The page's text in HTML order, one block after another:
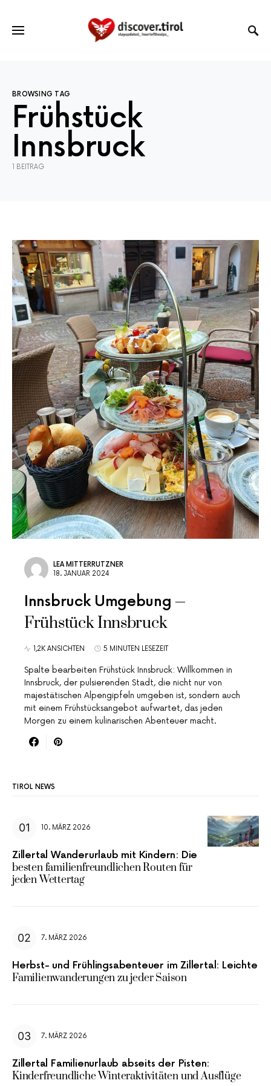
BROWSING TAG
Frühstück
Innsbruck
1 BEITRAG
LEA MITTERRUTZNER
18. JANUAR 2024
Innsbruck Umgebung
Frühstück Innsbruck
1,2K ANSICHTEN 5 MINUTEN LESEZEIT
Spalte bearbeiten Frühstück Innsbruck: Willkommen in
Innsbruck, der pulsierenden Stadt, die nicht nur von
majestätischen Alpengipfeln umgeben ist, sondern auch
mit einem Frühstücksangebot aufwartet, das jeden
Morgen zu einem kulinarischen Abenteuer macht.
TIROL NEWS
10. MÄRZ 2026
Zillertal Wanderurlaub mit Kindern: Die
besten familienfreundlichen Routen für
jeden Wettertag
7. MÄRZ 2026
Herbst- und Frühlingsabenteuer im Zillertal: Leichte
Familienwanderungen zu jeder Saison
7. MÄRZ 2026
Zillertal Familienurlaub abseits der Pisten:
Kinderfreundliche Winteraktivitäten und Ausflüge